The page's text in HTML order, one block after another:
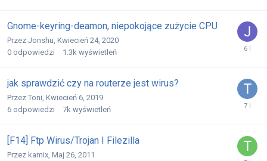
Gnome-keyring-deamon, niepokojące zużycie CPU
Przez Jonshu Kwiecień 24, 2020
0 odpowiedzi 1.3k wyświetleń
jak sprawdzić czy na routerze jest wirus?
Przez Toni Kwiecień 6, 2019
6 odpowiedzi 7k wyświetleń
[F14] Ftp Wirus/Trojan I Filezilla
Przez kamix Maj 26, 2011